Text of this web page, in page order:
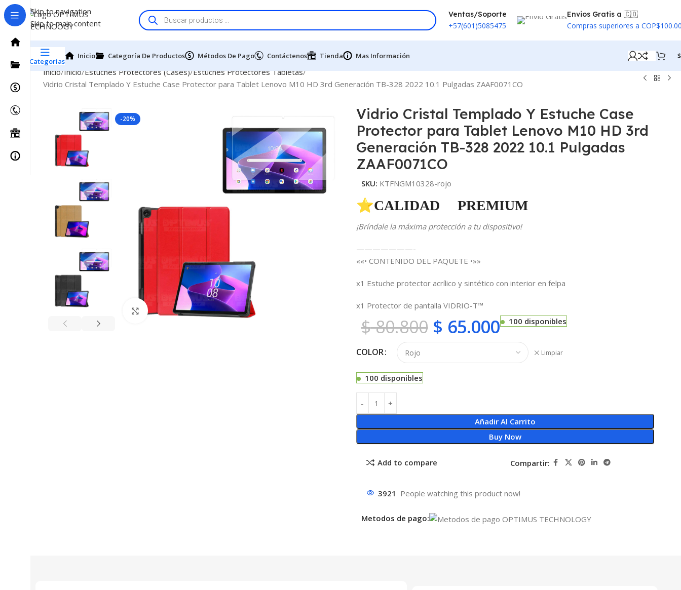
Skip to navigation
Skip to main content
Ventas/Soporte
+57(601)5085475
Envios Gratis a 🇨🇴
Compras superiores a
Categorías
Inicio Categoría De Productos Métodos De Pago Contáctenos Tienda Mas Información $
Inicio Inicio Estuches Protectores (Cases) Estuches Protectores Tabletas
Vidrio Cristal Templado Y Estuche Case Protector para Tablet Lenovo M10 HD 3rd Generación TB-328 2022 10.1 Pulgadas ZAAF0071CO
-20%
Click to enlarge
Vidrio Cristal Templado Y Estuche Case
Protector para Tablet Lenovo M10 HD 3rd
Generación TB-328 2022 10.1 Pulgadas
ZAAF0071CO
SKU: KTFNGM10328-rojo
⭐CALIDAD PREMIUM
¡Bríndale la máxima protección a tu dispositivo!
———————-
««• CONTENIDO DEL PAQUETE •»»
x1 Estuche protector acrílico y sintético con interior en felpa
x1 Protector de pantalla VIDRIO-T™
$80.800 $ 65.000 100 disponibles
COLOR Limpiar
100 disponibles
Añadir Al Carrito
Buy Now
Add to compare Compartir:
3921 People watching this product now!
Metodos de pago: